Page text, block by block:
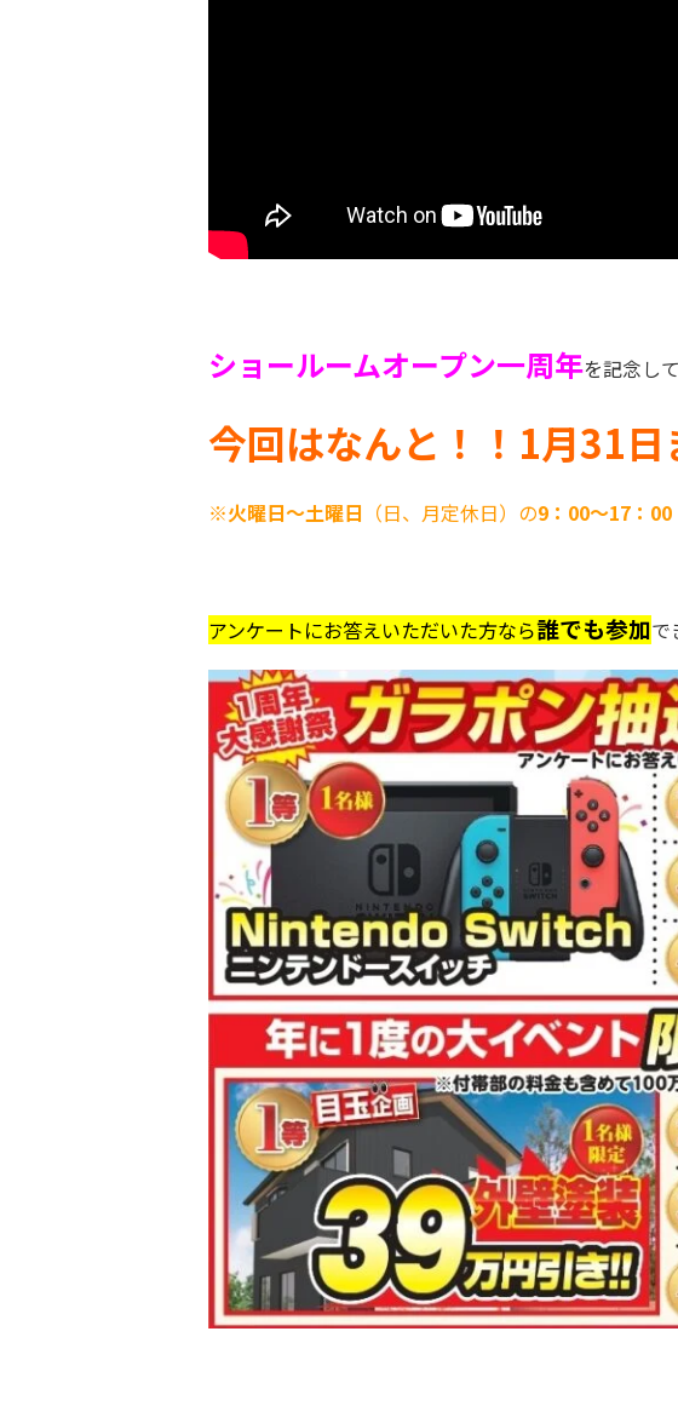
ショールームオープン一周年を記念して
今回はなんと！！ 1月31日
※火曜日～土曜日 （日、月定休日）の9：00～17：00
アンケートにお答えいただいた方なら誰でも参加で